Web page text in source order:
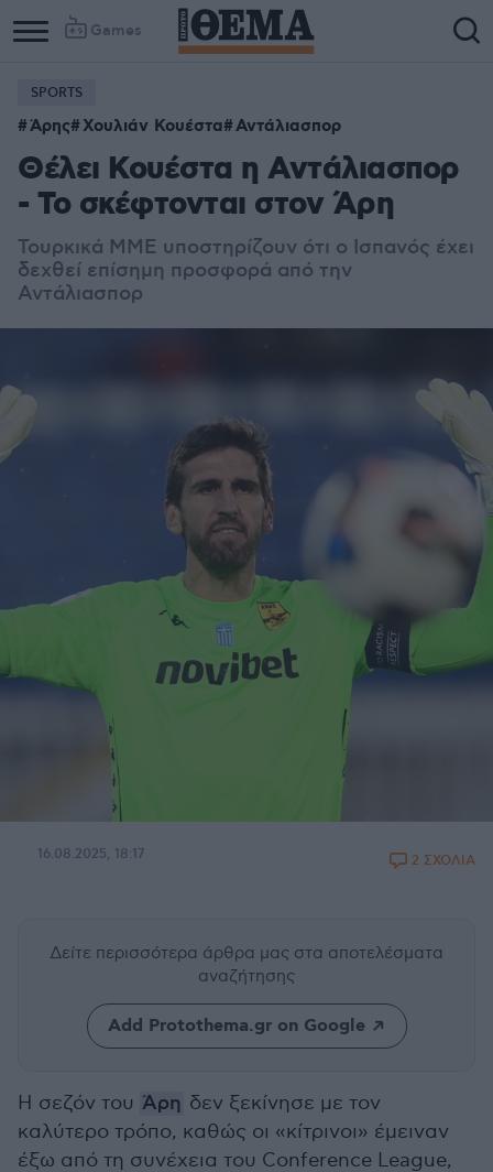
Games
SPORTS
Άρης Χουλιάν Κουέστα Αντάλιασπορ
Θέλει Κουέστα η Αντάλιασπορ
- Το σκέφτονται στον Άρη
Τουρκικά ΜΜΕ υποστηρίζουν ότι ο Ισπανός έχει
δεχθεί επίσημη προσφορά από την
Αντάλιασπορ
16.08.2025, 18:17 2 ΣΧΟΛΙΑ
Δείτε περισσότερα άρθρα μας στα αποτελέσματα
αναζήτησης
Add Protothema.gr on Google
Η σεζόν του Άρη δεν ξεκίνησε με τον
καλύτερο τρόπο, καθώς οι «κίτρινοι» έμειναν
έξω από τη συνέχεια του Conference League,